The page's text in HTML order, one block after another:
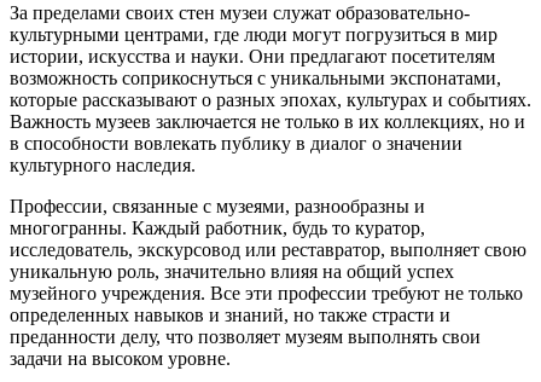
За пределами своих стен музеи служат образовательно-
культурными центрами, где люди могут погрузиться в мир
истории, искусства и науки. Они предлагают посетителям
возможность соприкоснуться с уникальными экспонатами,
которые рассказывают о разных эпохах, культурах и событиях.
Важность музеев заключается не только в их коллекциях, но и
в способности вовлекать публику в диалог о значении
культурного наследия.
Профессии, связанные с музеями, разнообразны и
многогранны. Каждый работник, будь то куратор,
исследователь, экскурсовод или реставратор, выполняет свою
уникальную роль, значительно влияя на общий успех
музейного учреждения. Все эти профессии требуют не только
определенных навыков и знаний, но также страсти и
преданности делу, что позволяет музеям выполнять свои
задачи на высоком уровне.